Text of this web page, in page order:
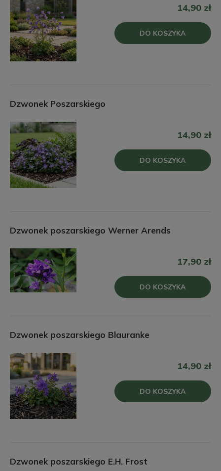
14,90 zł
DO KOSZYKA
Dzwonek Poszarskiego
14,90 zł
DO KOSZYKA
Dzwonek poszarskiego Werner Arends
17,90 zł
DO KOSZYKA
Dzwonek poszarskiego Blauranke
14,90 zł
DO KOSZYKA
Dzwonek poszarskiego E.H. Frost